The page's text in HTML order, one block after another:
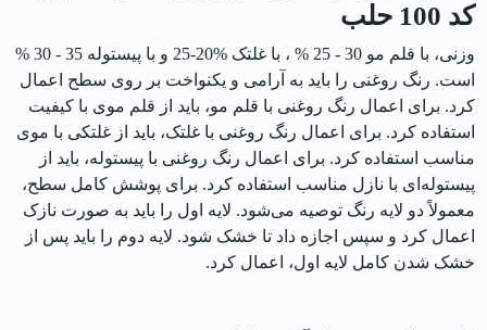
کد 100 حلب
وزنی، با قلم مو 30 - 25 % ، با غلتک %20-25 و با پیستوله 35 - 30 %
است. رنگ روغنی را باید به آرامی و یکنواخت بر روی سطح اعمال
کرد. برای اعمال رنگ روغنی با قلم مو، باید از قلم موی با کیفیت
استفاده کرد. برای اعمال رنگ روغنی با غلتک، باید از غلتکی با موی
مناسب استفاده کرد. برای اعمال رنگ روغنی با پیستوله، باید از
پیستوله‌ای با نازل مناسب استفاده کرد. برای پوشش کامل سطح،
معمولاً دو لایه رنگ توصیه می‌شود. لایه اول را باید به صورت نازک
اعمال کرد و سپس اجازه داد تا خشک شود. لایه دوم را باید پس از
خشک شدن کامل لایه اول، اعمال کرد.